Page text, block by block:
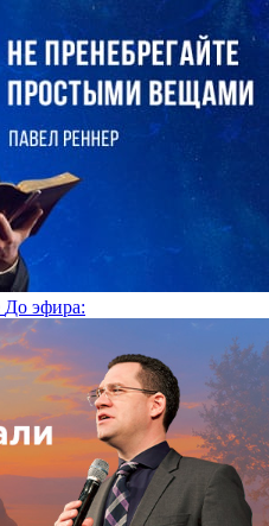
До эфира: